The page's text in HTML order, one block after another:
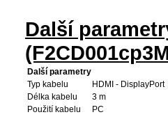
Další
Další parametry
Typ kabelu
HDMI - DisplayPort
Délka kabelu
3 m
Použití kabelu
PC